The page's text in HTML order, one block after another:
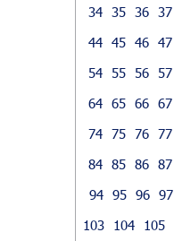
34 35 36 37
44 45 46 47
54 55 56 57
64 65 66 67
74 75 76 77
84 85 86 87
94 95 96 97
103
104 105